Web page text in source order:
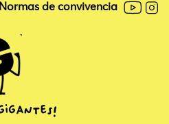
Normas de convivencia